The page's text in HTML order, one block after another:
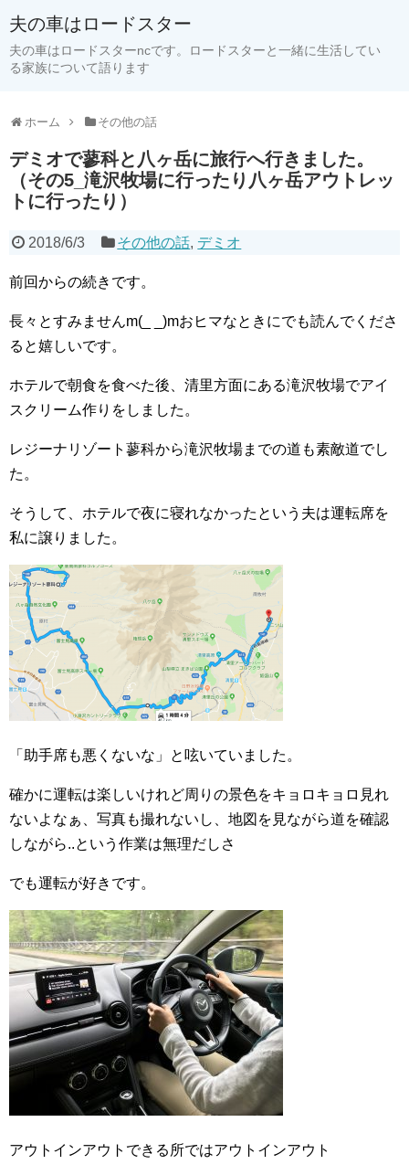
夫の車はロードスター
夫の車はロードスターncです。ロードスターと一緒に生活してい
る家族について語ります
ホーム その他の話
デミオで蓼科と八ヶ岳に旅行へ行きました。
（その5_滝沢牧場に行ったり八ヶ岳アウトレッ
トに行ったり）
2018/6/3 その他の話, デミオ
前回からの続きです。
長々とすみませんm(_ _)mおヒマなときにでも読んでくださ
ると嬉しいです。
ホテルで朝食を食べた後、清里方面にある滝沢牧場でアイ
スクリーム作りをしました。
レジーナリゾート蓼科から滝沢牧場までの道も素敵道でし
た。
そうして、ホテルで夜に寝れなかったという夫は運転席を
私に譲りました。
「助手席も悪くないな」と呟いていました。
確かに運転は楽しいけれど周りの景色をキョロキョロ見れ
ないよなぁ、写真も撮れないし、地図を見ながら道を確認
しながら..という作業は無理だしさ
でも運転が好きです。
アウトインアウトできる所ではアウトインアウト